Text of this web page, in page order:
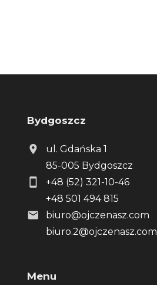
Bydgoszcz
ul. Gdańska 1
85-005 Bydgoszcz
+48 (52) 321-10-46
+48 501 494 815
biuro@ojczenasz.com
biuro.2@ojczenasz.com
Menu